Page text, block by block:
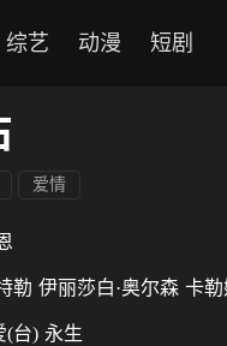
综艺 动漫 短剧
爱情
勒 伊丽莎白·奥尔森 卡勒
(台) 永生